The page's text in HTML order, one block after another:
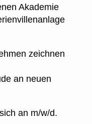
Akademie
zeichnen
an neuen
an m/w/d.